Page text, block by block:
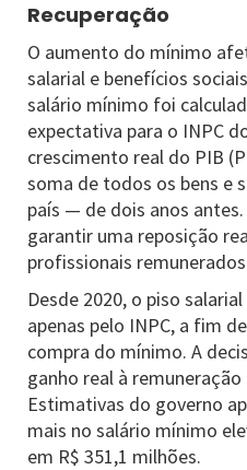
Recuperação
O aumento do mínimo
salarial e benefícios
salário mínimo foi
expectativa para o INPC
crescimento real do PIB
soma de todos os bens e
país — de dois anos
garantir uma reposição
profissionais
Desde 2020, o piso
apenas pelo INPC, a fim
compra do mínimo. A
ganho real à
Estimativas do governo
mais no salário mínimo
em R$ 351,1 milhões.